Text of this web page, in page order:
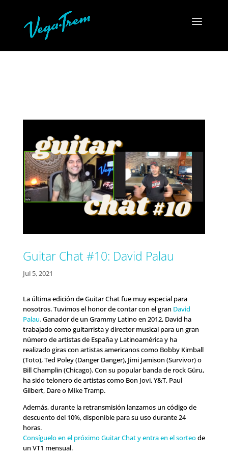
Guitar Chat #10: David Palau
Jul 5, 2021
La última edición de Guitar Chat fue muy especial para
nosotros. Tuvimos el honor de contar con el gran David
Palau.Ganador de un Grammy Latino en 2012, David ha
trabajado como guitarrista y director musical para un gran
número de artistas de España y Latinoamérica y ha
realizado giras con artistas americanos como Bobby Kimball
(Toto), Ted Poley (Danger Danger), Jimi Jamison (Survivor) o
Bill Champlin (Chicago). Con su popular banda de rock Güru,
ha sido telonero de artistas como Bon Jovi, Y&T, Paul
Gilbert, Dare o Mike Tramp.
Además, durante la retransmisión lanzamos un código de
descuento del 10%, disponible para su uso durante 24
horas.
Consíguelo en el próximo Guitar Chat y entra en el sorteode
un VT1 mensual.